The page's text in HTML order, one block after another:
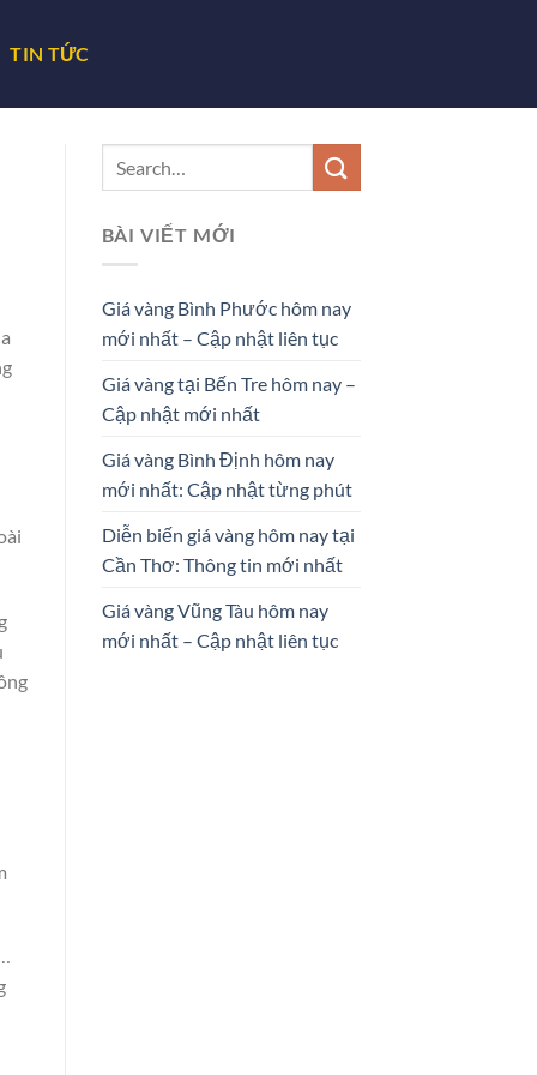
TIN TỨC
BÀI VIẾT MỚI
Giá vàng Bình Phước hôm nay
mới nhất – Cập nhật liên tục
Giá vàng tại Bến Tre hôm nay –
Cập nhật mới nhất
Giá vàng Bình Định hôm nay
mới nhất: Cập nhật từng phút
Diễn biến giá vàng hôm nay tại
Cần Thơ: Thông tin mới nhất
Giá vàng Vũng Tàu hôm nay
mới nhất – Cập nhật liên tục